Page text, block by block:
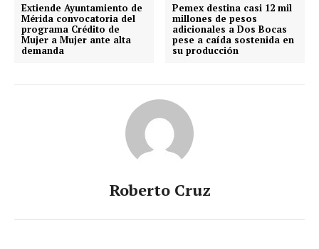
Extiende Ayuntamiento de
Mérida convocatoria del
programa Crédito de
Mujer a Mujer ante alta
demanda
Pemex destina casi 12 mil
millones de pesos
adicionales a Dos Bocas
pese a caída sostenida en
su producción
Roberto Cruz